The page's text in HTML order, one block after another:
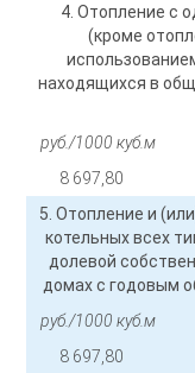
4. Отопление с
(кроме
находящихся в
руб./1000 куб.м
8 697,80
5. Отопление и
котельных всех
долевой
домах с годовым
руб./1000 куб.м
8 697,80